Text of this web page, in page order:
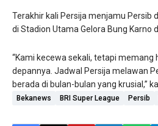
Terakhir kali Persija menjamu Persib
di Stadion Utama Gelora Bung Karno
“Kami kecewa sekali, tetapi memang
depannya. Jadwal Persija melawan
berada di bulan-bulan yang krusial,”
Bekanews BRI Super League Persib